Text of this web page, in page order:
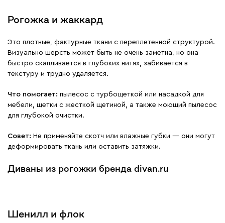
Рогожка и жаккард
Это плотные, фактурные ткани с переплетенной структурой.
Визуально шерсть может быть не очень заметна, но она
быстро скапливается в глубоких нитях, забивается в
текстуру и трудно удаляется.
Что помогает: пылесос с турбощеткой или насадкой для
мебели, щетки с жесткой щетиной, а также моющий пылесос
для глубокой очистки.
Совет: Не применяйте скотч или влажные губки — они могут
деформировать ткань или оставить затяжки.
Диваны из рогожки бренда divan.ru
Шенилл и флок